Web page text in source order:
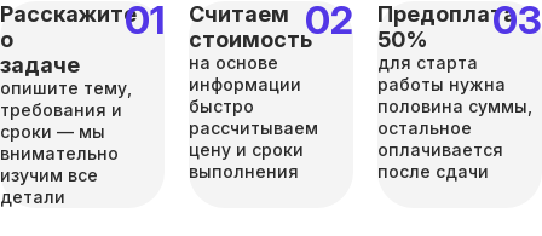
Расскажите
о
задаче
опишите тему,
требования и
сроки — мы
внимательно
изучим все
детали
Считаем
стоимость
на основе
информации
быстро
рассчитываем
цену и сроки
выполнения
Предоплата
50%
для старта
работы нужна
половина суммы,
остальное
оплачивается
после сдачи